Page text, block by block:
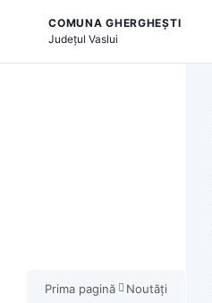
COMUNA GHERGHEȘTI
JudețulVaslui
Prima pagină Noutăți